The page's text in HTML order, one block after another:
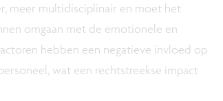
meer multidisciplinair en moet het
omgaan met de emotionele en
hebben een negatieve invloed op
wat een rechtstreekse impact